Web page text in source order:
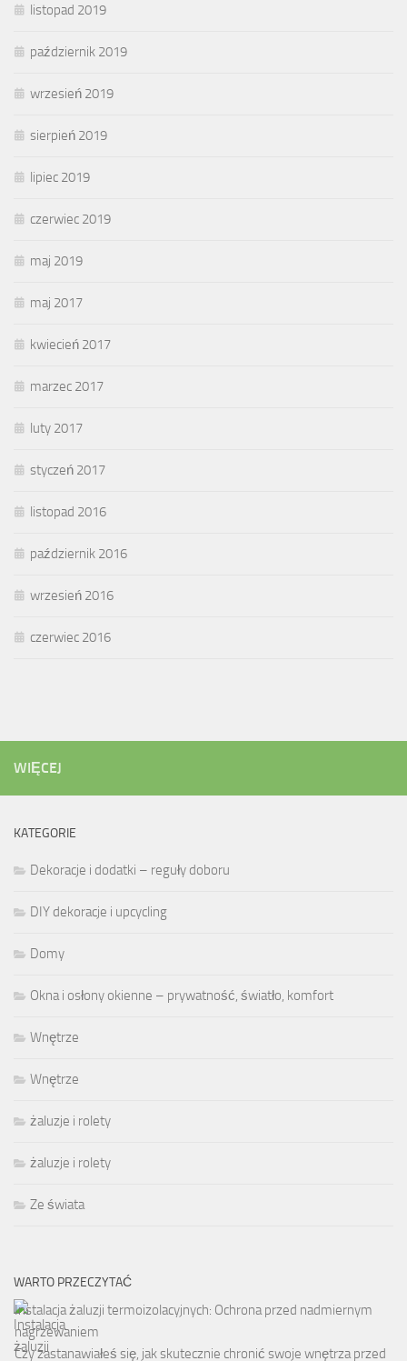
listopad 2019
październik 2019
wrzesień 2019
sierpień 2019
lipiec 2019
czerwiec 2019
maj 2019
maj 2017
kwiecień 2017
marzec 2017
luty 2017
styczeń 2017
listopad 2016
październik 2016
wrzesień 2016
czerwiec 2016
WIĘCEJ
KATEGORIE
Dekoracje i dodatki – reguły doboru
DIY dekoracje i upcycling
Domy
Okna i osłony okienne – prywatność, światło, komfort
Wnętrze
Wnętrze
żaluzje i rolety
żaluzje i rolety
Ze świata
WARTO PRZECZYTAĆ
Instalacja żaluzji termoizolacyjnych: Ochrona przed nadmiernym
nagrzewaniem
Czy zastanawiałeś się, jak skutecznie chronić swoje wnętrza przed